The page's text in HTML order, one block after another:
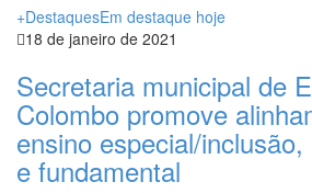
+DestaquesEm destaque hoje
18 de janeiro de 2021
Secretaria municipal de
Colombo promove
ensino especial/
e fundamental